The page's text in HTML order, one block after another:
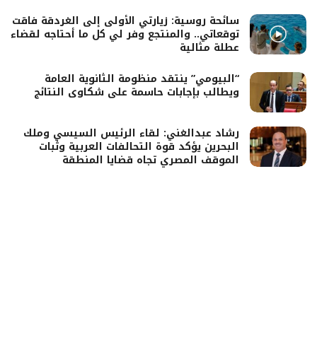
سائحة روسية: زيارتي الأولى إلى الغردقة فاقت
توقعاتي.. والمنتجع وفر لي كل ما أحتاجه لقضاء
عطلة مثالية
“البيومي” ينتقد منظومة الثانوية العامة
ويطالب بإجابات حاسمة على شكاوى النتائج
رشاد عبدالغني: لقاء الرئيس السيسي وملك
البحرين يؤكد قوة التحالفات العربية وثبات
الموقف المصري تجاه قضايا المنطقة